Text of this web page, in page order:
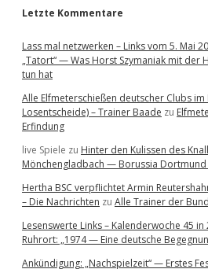
Letzte Kommentare
Lass mal netzwerken – Links vom 5. Mai
„Tatort“ — Was Horst Szymaniak mit der
tun hat
Alle Elfmeterschießen deutscher Clubs
Losentscheide) – Trainer Baade zu
Erfindung
live Spiele zu Hinter den Kulissen des
Mönchengladbach — Borussia
Hertha BSC verpflichtet Armin
– Die Nachrichten zu Alle Trainer der
Lesenswerte Links – Kalenderwoche 45 in
Ruhrort: „1974 — Eine deutsche
Ankündigung: „Nachspielzeit“ — Erstes